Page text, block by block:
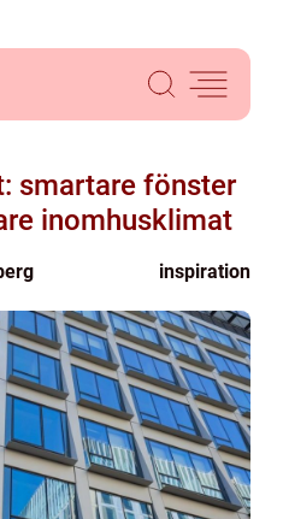
smartare fönster
inomhusklimat
inspiration